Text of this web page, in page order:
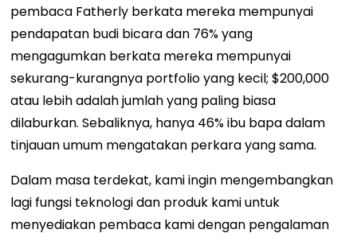
pembaca Fatherly berkata mereka mempunyai
pendapatan budi bicara dan 76% yang
mengagumkan berkata mereka mempunyai
sekurang-kurangnya portfolio yang kecil; $200,000
atau lebih adalah jumlah yang paling biasa
dilaburkan. Sebaliknya, hanya 46% ibu bapa dalam
tinjauan umum mengatakan perkara yang sama.
Dalam masa terdekat, kami ingin mengembangkan
lagi fungsi teknologi dan produk kami untuk
menyediakan pembaca kami dengan pengalaman